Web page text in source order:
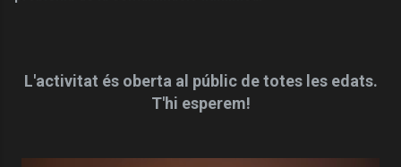
L'activitat és oberta al públic de totes les edats.
T'hi esperem!